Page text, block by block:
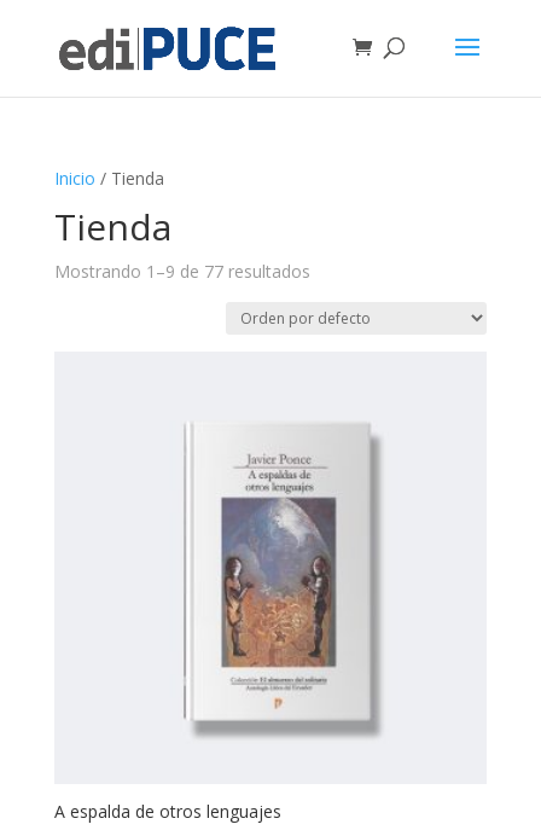
Inicio / Tienda
Tienda
Mostrando 1–9 de 77 resultados
A espalda de otros lenguajes